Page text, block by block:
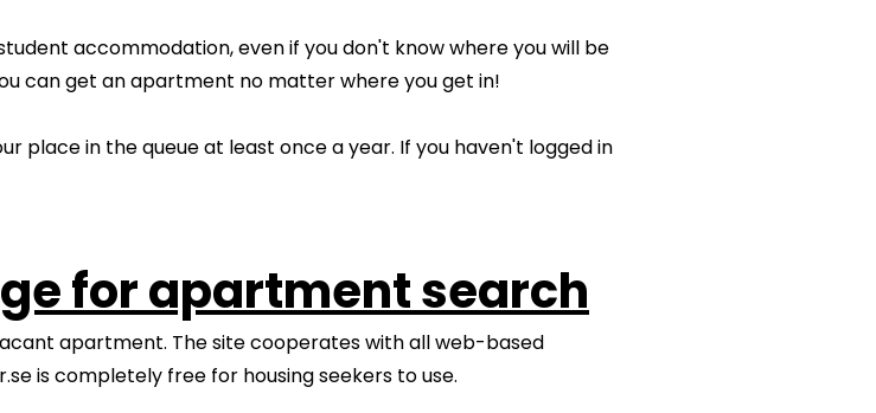
for apartment search
apartment. The site cooperates with all web-based
is completely free for housing seekers to use.
accommodation, even if you don't know where you will be
can get an apartment no matter where you get in!
place in the queue at least once a year. If you haven't logged in